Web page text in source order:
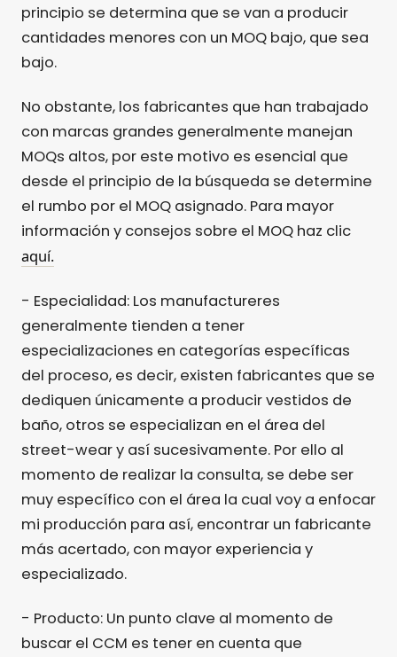
principio se determina que se van a producir
cantidades menores con un MOQ bajo, que sea
bajo.
No obstante, los fabricantes que han trabajado
con marcas grandes generalmente manejan
MOQs altos, por este motivo es esencial que
desde el principio de la búsqueda se determine
el rumbo por el MOQ asignado. Para mayor
información y consejos sobre el MOQ haz clic
aquí.
- Especialidad: Los manufactureres
generalmente tienden a tener
especializaciones en categorías específicas
del proceso, es decir, existen fabricantes que se
dediquen únicamente a producir vestidos de
baño, otros se especializan en el área del
street-wear y así sucesivamente. Por ello al
momento de realizar la consulta, se debe ser
muy específico con el área la cual voy a enfocar
mi producción para así, encontrar un fabricante
más acertado, con mayor experiencia y
especializado.
- Producto: Un punto clave al momento de
buscar el CCM es tener en cuenta que